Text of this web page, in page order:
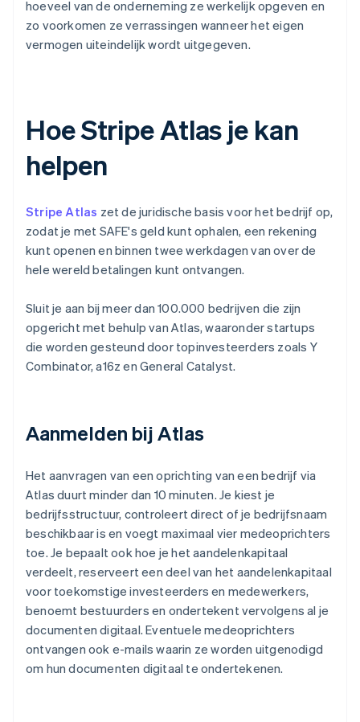
hoeveel van de onderneming ze werkelijk opgeven en
zo voorkomen ze verrassingen wanneer het eigen
vermogen uiteindelijk wordt uitgegeven.
Hoe Stripe Atlas je kan
helpen
Stripe Atlas zet de juridische basis voor het bedrijf op,
zodat je met SAFE's geld kunt ophalen, een rekening
kunt openen en binnen twee werkdagen van over de
hele wereld betalingen kunt ontvangen.
Sluit je aan bij meer dan 100.000 bedrijven die zijn
opgericht met behulp van Atlas, waaronder startups
die worden gesteund door topinvesteerders zoals Y
Combinator, a16z en General Catalyst.
Aanmelden bij Atlas
Het aanvragen van een oprichting van een bedrijf via
Atlas duurt minder dan 10 minuten. Je kiest je
bedrijfsstructuur, controleert direct of je bedrijfsnaam
beschikbaar is en voegt maximaal vier medeoprichters
toe. Je bepaalt ook hoe je het aandelenkapitaal
verdeelt, reserveert een deel van het aandelenkapitaal
voor toekomstige investeerders en medewerkers,
benoemt bestuurders en ondertekent vervolgens al je
documenten digitaal. Eventuele medeoprichters
ontvangen ook e-mails waarin ze worden uitgenodigd
om hun documenten digitaal te ondertekenen.